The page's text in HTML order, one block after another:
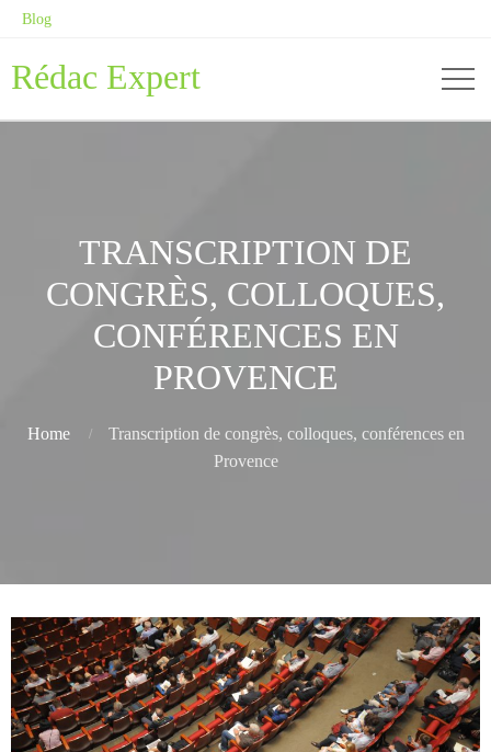
Blog
Rédac Expert
TRANSCRIPTION DE
CONGRÈS, COLLOQUES,
CONFÉRENCES EN
PROVENCE
Home
Transcription de congrès, colloques, conférences en
Provence